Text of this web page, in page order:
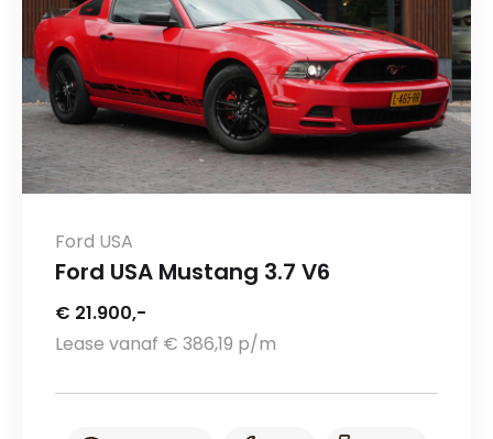
Ford USA
Ford USA Mustang 3.7 V6
€ 21.900,-
Lease vanaf € 386,19 p/m